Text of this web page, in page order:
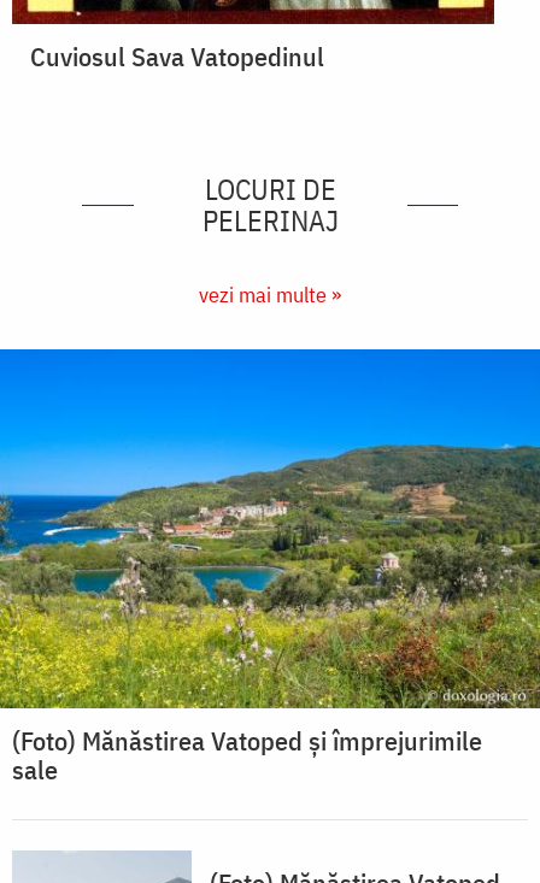
Cuviosul Sava Vatopedinul
LOCURI DE
PELERINAJ
vezi mai multe »
(Foto) Mănăstirea Vatoped și împrejurimile
sale